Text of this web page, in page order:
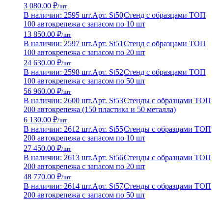
3 080.00 ₽/шт
В наличии: 2595 шт.Арт. St50Стенд с образцами ТОП
100 автокрепежа с запасом по 10 шт
13 850.00 ₽/шт
В наличии: 2597 шт.Арт. St51 Стенд с образцами ТОП
100 автокрепежа с запасом по 20 шт
24 630.00 ₽/шт
В наличии: 2598 шт.Арт. St52Стенд с образцами ТОП
100 автокрепежа с запасом по 50 шт
56 960.00 ₽/шт
В наличии: 2600 шт.Арт. St53Стенды с образцами ТОП
200 автокрепежа (150 пластика и 50 металла)
6 130.00 ₽/шт
В наличии: 2612 шт.Арт. St55Стенды с образцами ТОП
200 автокрепежа с запасом по 10 шт
27 450.00 ₽/шт
В наличии: 2613 шт.Арт. St56Стенды с образцами ТОП
200 автокрепежа с запасом по 20 шт
48 770.00 ₽/шт
В наличии: 2614 шт.Арт. St57Стенды с образцами ТОП
200 автокрепежа с запасом по 50 шт